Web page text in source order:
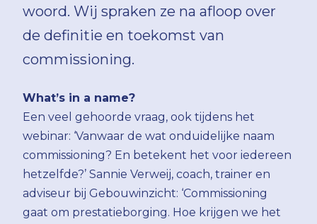
woord. Wij spraken ze na afloop over
de definitie en toekomst van
commissioning.
What’s in a name?
Een veel gehoorde vraag, ook tijdens het
webinar: ‘Vanwaar de wat onduidelijke naam
commissioning? En betekent het voor iedereen
hetzelfde?’ Sannie Verweij, coach, trainer en
adviseur bij Gebouwinzicht: ‘Commissioning
gaat om prestatieborging. Hoe krijgen we het